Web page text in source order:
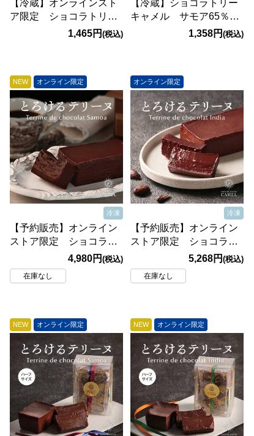
【冷蔵】オンラインスト
ア限定 ショコラトリー
キャメル サモア75％
1,465円(税込)
【冷蔵】ショコラトリー
キャメル サモア65％
ダークミルクシーソル
1,358円 (税込)
NEW オンライン限定
冷凍
【予約販売】オンライン
ストア限定 ショコラト
リーキャメル テリーヌ
ドショコラ（サモア）1
個 冷凍 ●送料込み
4,980円(税込)
在庫なし
オンライン限定
冷凍
【予約販売】オンライン
ストア限定 ショコラト
リーキャメル テリーヌ
ドショコラ（インド）1
個 冷凍 ●送料込み
5,268円 (税込)
在庫なし
NEW オンライン限定 NEW オンライン限定